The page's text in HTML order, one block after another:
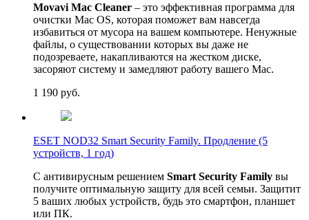
Movavi Mac Cleaner – это эффективная программа для
очистки Mac OS, которая поможет вам навсегда
избавиться от мусора на вашем компьютере. Ненужные
файлы, о существовании которых вы даже не
подозреваете, накапливаются на жестком диске,
засоряют систему и замедляют работу вашего Mac.
1 190 руб.
ESET NOD32 Smart Security Family. Продление (5
устройств, 1 год)
С антивирусным решением Smart Security Family вы
получите оптимальную защиту для всей семьи. Защитит
5 ваших любых устройств, будь это смартфон, планшет
или ПК.